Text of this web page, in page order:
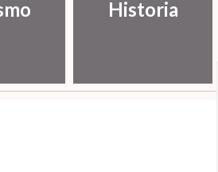
Historia